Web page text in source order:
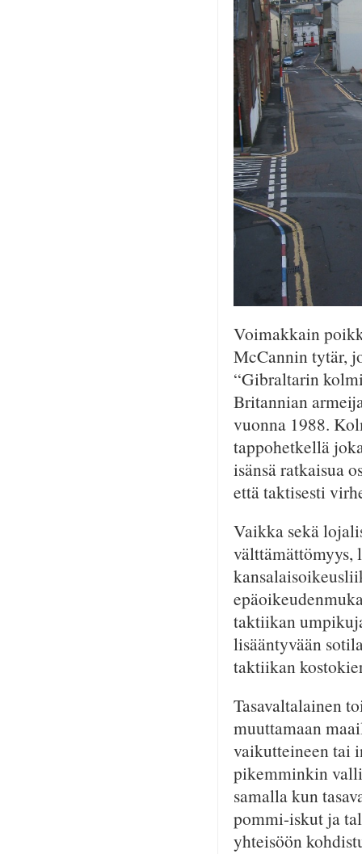
Voimakkain
McCannin tytär,
“Gibraltarin
Britannian
vuonna 1988.
tappohetkellä
isänsä ratkaisua
että taktisesti
Vaikka sekä
välttämättömyys,
taktiikan
lisääntyvään
taktiikan
Tasavaltalainen
muuttamaan
vaikutteineen tai
pikemminkin
samalla kun
pommi-iskut ja
yhteisöön